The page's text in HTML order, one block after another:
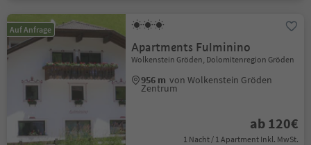
Auf Anfrage
Apartments Fulminino
Wolkenstein Gröden, Dolomitenregion Gröden
956 m von Wolkenstein Gröden
Zentrum
ab 120€
1 Nacht / 1 Apartment Inkl. MwSt.